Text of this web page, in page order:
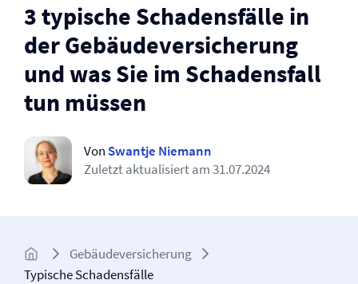
3 typische Schadensfälle in
der Gebäude­versicherung
und was Sie im Schadensfall
tun müssen
Von Swantje Niemann
Zuletzt aktualisiert am31.07.2024
Gebäude­­versicherung
Typische Schadensfälle